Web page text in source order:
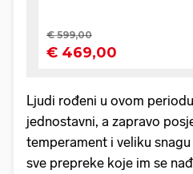
Ljudi rođeni u ovom
jednostavni, a zapravo
temperament i veliku
sve prepreke koje im se